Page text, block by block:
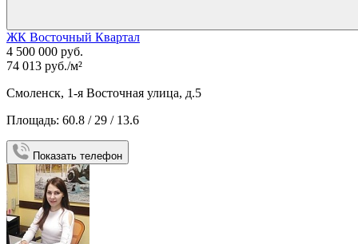
ЖК Восточный Квартал
4 500 000 руб.
74 013 руб./м²
Смоленск, 1-я Восточная улица, д.5
Площадь: 60.8 / 29 / 13.6
Показать телефон